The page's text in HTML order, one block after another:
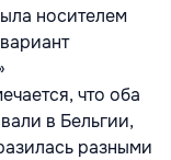
носителем
что оба
в Бельгии,
разными